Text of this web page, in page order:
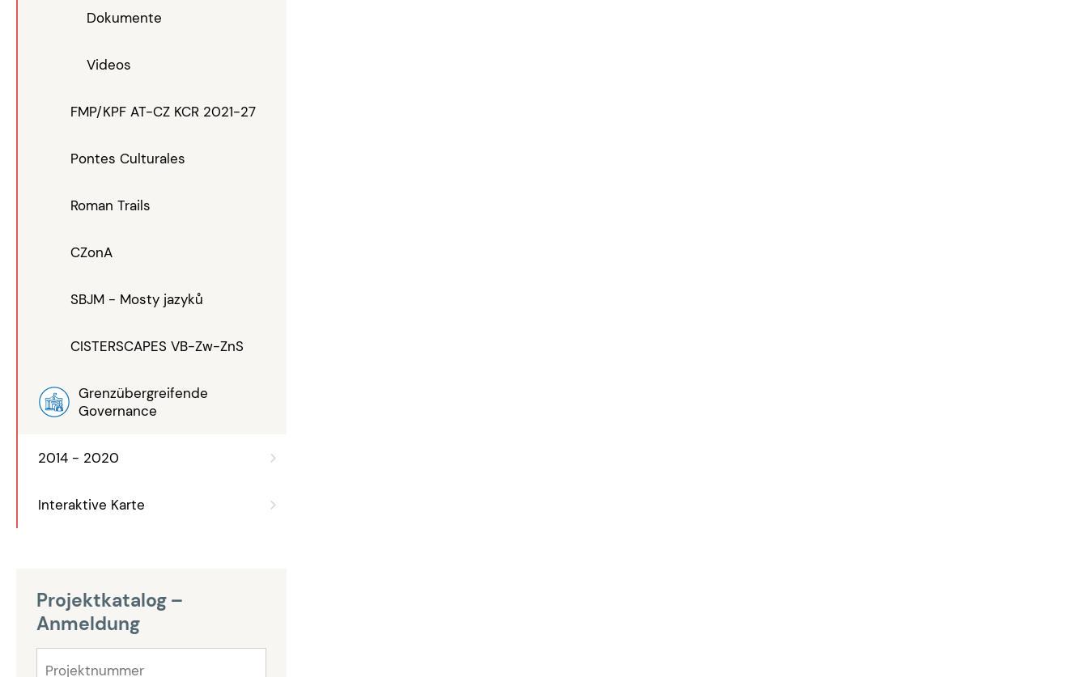
Dokumente
Videos
FMP/KPF AT-CZ KCR 2021-27
Pontes Culturales
Roman Trails
CZonA
SBJM - Mosty jazyků
CISTERSCAPES VB-Zw-ZnS
Grenzübergreifende
Governance
2014 - 2020
Interaktive Karte
Projektkatalog –
Anmeldung